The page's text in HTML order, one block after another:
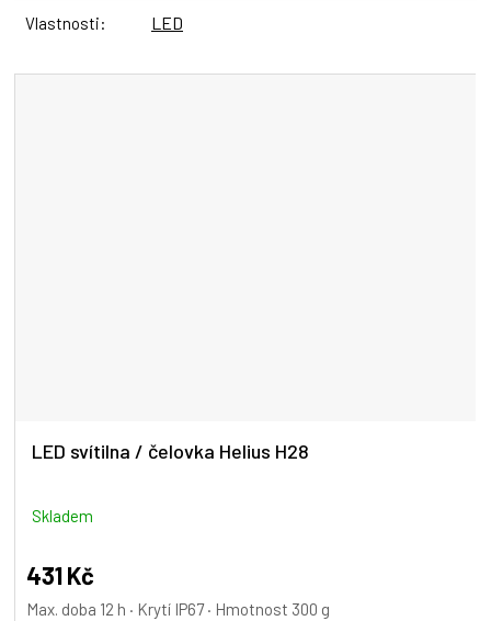
Vlastnosti: LED
LED svítilna / čelovka Helius H28
Skladem
431 Kč
Max. doba 12 h · Krytí IP67 · Hmotnost 300 g